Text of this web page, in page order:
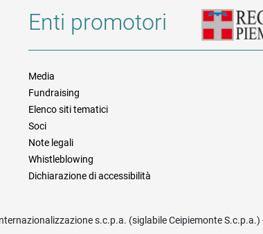
Enti promotori
Informazioni legali e
Media
Fundraising
Elenco siti tematici
Soci
Note legali
Whistleblowing
Dichiarazione di accessibilità
s.c.p.a. (siglabile Ceipiemonte